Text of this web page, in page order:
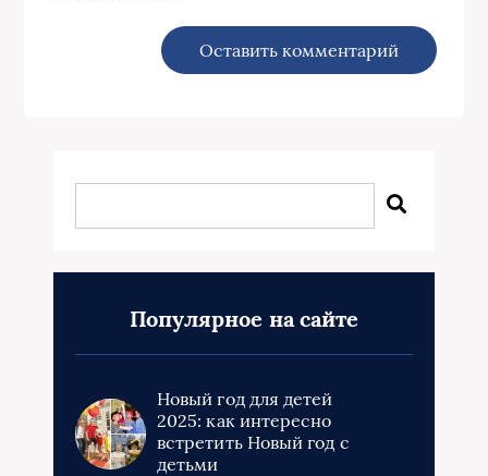
Популярное на сайте
Новый год для детей
2025: как интересно
встретить Новый год с
детьми